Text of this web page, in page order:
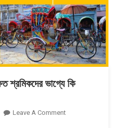
শ্রমিকদের ভাগ্যে কি
Leave A CommentOn